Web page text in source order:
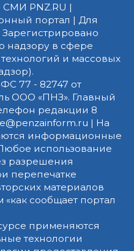
СМИ PNZ.RU |
портал | Для
Зарегистрировано
надзору в сфере
и массовых
77 - 82747 от
ООО «ПНЗ». Главный
редакции 8
| На
информационные
использование
разрешения
перепечатке
материалов
сообщает портал
применяются
технологии